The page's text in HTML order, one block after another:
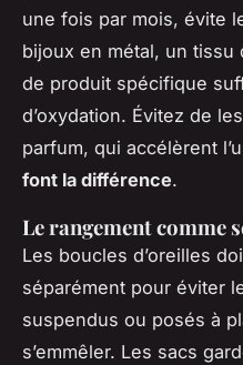
une fois par mois, évite
bijoux en métal, un tissu
de produit spécifique
d’oxydation. Évitez de
parfum, qui accélèrent
font la différence.
Le rangement comme
Les boucles d’oreilles
séparément pour éviter
suspendus ou posés à
s’emmêler. Les sacs